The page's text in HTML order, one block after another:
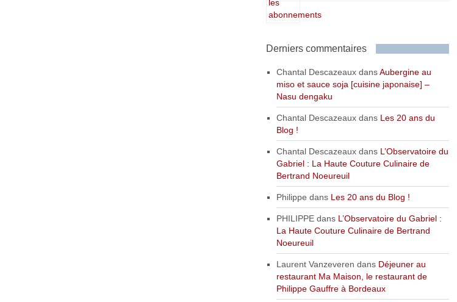
Derniers commentaires
Chantal DescazeauxdansAubergine au
miso et sauce soja [cuisine japonaise] –
Nasu dengaku
Chantal Descazeauxdans Les 20 ans du
Blog !
Chantal Descazeauxdans L’Observatoire du
Gabriel : La Haute Couture Culinaire de
Bertrand Noeureuil
Philippe dans Les 20 ans du Blog !
PHILIPPEdans L’Observatoire du Gabriel :
La Haute Couture Culinaire de Bertrand
Noeureuil
Laurent Vanzeveren dans Déjeuner au
restaurant Ma Maison, le restaurant de
Philippe Gauffre à Bordeaux